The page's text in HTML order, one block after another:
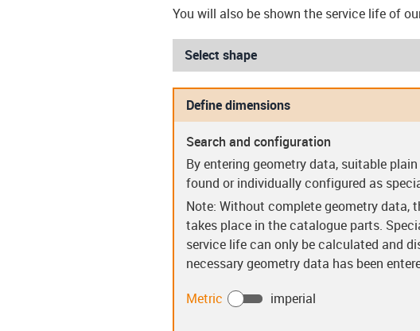
You will also be shown the service life of
Select shape
Sleeve bearings (S) Flanged bearings (F)
Guide rings (PR) Clip bearings (C)
Define dimensions
Search and configuration
By entering geometry data, suitable
found or individually configured as
Note: Without complete geometry data,
takes place in the catalogue parts.
service life can only be calculated and
necessary geometry data has been
Metric
imperial